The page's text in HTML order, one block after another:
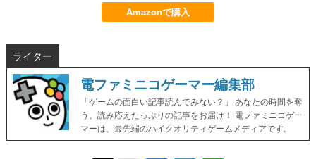
Amazonで購入
ライター
電ファミニコゲーマー編集部
「ゲームの面白い記事読んでみない？」 あなたの時間を奪
う、読み応えたっぷりの記事をお届け！ 電ファミニコゲー
マーは、最先端のハイクオリティゲームメディアです。